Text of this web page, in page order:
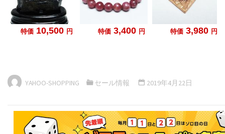
YAHOO-SHOPPING セール情報 2019年4月22日